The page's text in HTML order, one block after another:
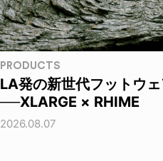
PRODUCTS
LA発の新世代フットウ
──XLARGE × RHIME
2026.08.07